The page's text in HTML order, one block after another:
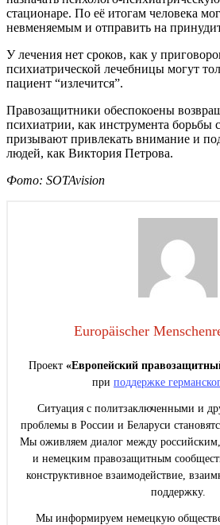
стационаре. По её итогам человека
невменяемым и отправить на
У лечения нет сроков, как у
психиатрической лечебницы могут
пациент “излечится”.
Правозащитники обеспокоены
психиатрии, как инструмента борьбы
призывают привлекать внимание и
людей, как Виктория Петрова.
Фото: SOTAvision
Europäischer
Проект «Европейский
при поддержке
Ситуация с политзаключенными и
проблемы в России и Беларуси
Мы оживляем диалог между
и немецким правозащитным
конструктивное взаимодействие,
поддержку.
Мы информируем немецкую